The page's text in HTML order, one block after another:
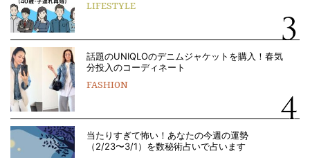
LIFESTYLE
話題のUNIQLOのデニムジャケットを購入！春気
分投入のコーディネート
FASHION
当たりすぎて怖い！あなたの今週の運勢
（2/23〜3/1）を数秘術占いで占います